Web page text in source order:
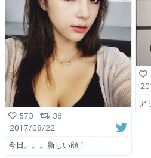
573
36
2017/08/22
今日。。。新しい顔！
ア